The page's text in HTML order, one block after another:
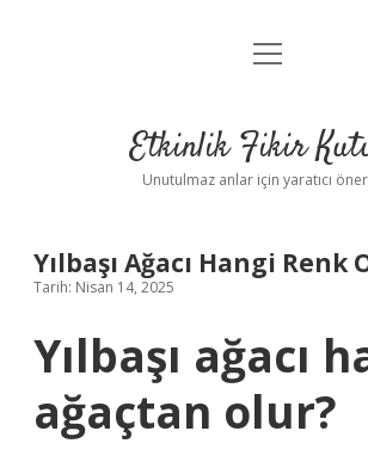
Anasayfa
Yasal Uyarı
menüyü
Etkinlik Fikir
Unutulmaz anlar için yaratıcı
Yılbaşı Ağacı Hangi Renk
Tarih: Nisan 14, 2025
Yılbaşı ağacı
ağaçtan olur?